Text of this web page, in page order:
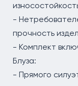
-
прочность
- Комплект
Блуза:
- Прямого